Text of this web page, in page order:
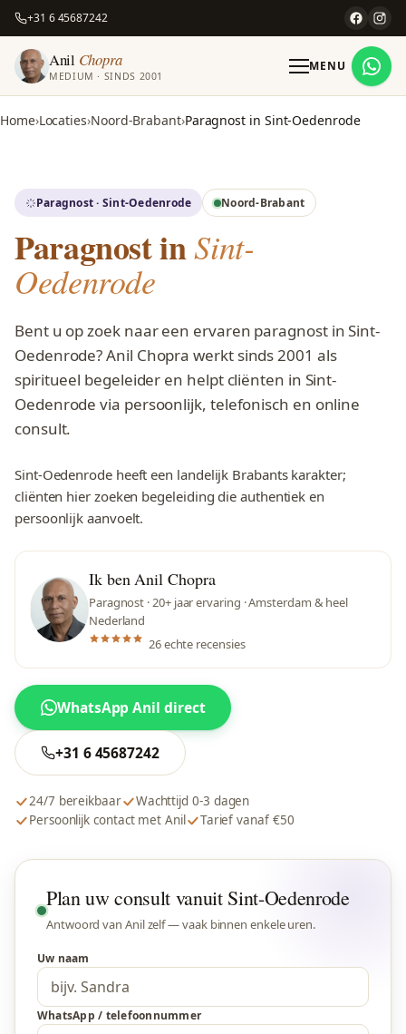
+31 6 45687242
Anil Chopra
MEDIUM · SINDS 2001
MENU
Home Locaties Noord-Brabant Paragnost in Sint-Oedenrode
Paragnost · Sint-Oedenrode Noord-Brabant
Paragnost inSint-
Oedenrode
Bent u op zoek naar een ervaren paragnost in Sint-
Oedenrode? Anil Chopra werkt sinds 2001 als
spiritueel begeleider en helpt cliënten in Sint-
Oedenrode via persoonlijk, telefonisch en online
consult.
Sint-Oedenrode heeft een landelijk Brabants karakter;
cliënten hier zoeken begeleiding die authentiek en
persoonlijk aanvoelt.
Ik ben Anil Chopra
Paragnost · 20+ jaar ervaring · Amsterdam & heel
Nederland
26 echte recensies
WhatsApp Anil direct
+31 6 45687242
24/7 bereikbaar
Wachttijd 0-3 dagen
Persoonlijk contact met Anil
Tarief vanaf €50
Plan uw consult vanuit Sint-Oedenrode
Antwoord van Anil zelf — vaak binnen enkele uren.
Uw naam
WhatsApp / telefoonnummer